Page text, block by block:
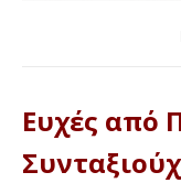
Ευχές από